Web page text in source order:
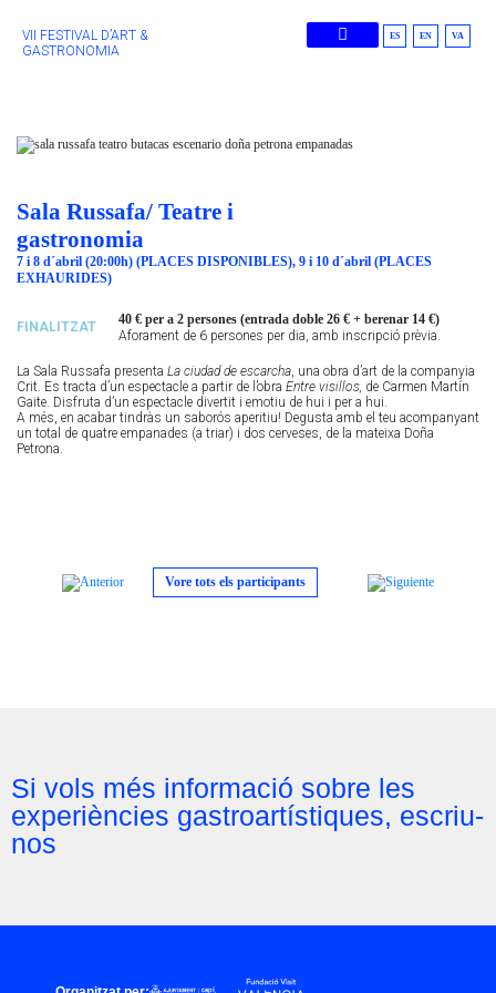
VII FESTIVAL D’ART &
GASTRONOMIA
ES EN VA
Sala Russafa/ Teatre i
gastronomia
7 i 8 d´abril (20:00h) (PLACES DISPONIBLES), 9 i 10 d´abril (PLACES
EXHAURIDES)
FINALITZAT
40 € per a 2 persones (entrada doble 26 € + berenar 14 €)
Aforament de 6 persones per dia, amb inscripció prèvia.
La Sala Russafa presenta La ciudad de escarcha, una obra d’art de la companyia
Crit. Es tracta d’un espectacle a partir de l’obra Entre visillos, de Carmen Martín
Gaite. Disfruta d’un espectacle divertit i emotiu de hui i per a hui.​
A més, en acabar tindràs un saborós aperitiu! Degusta amb el teu acompanyant
un total de quatre empanades (a triar) i dos cerveses, de la mateixa Doña
Petrona.​
Vore tots els participants
Si vols més informació sobre les
experiències gastroartístiques, escriu-
nos